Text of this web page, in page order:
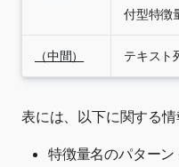
付型特徴
（中間） テキスト
表には、以下に関する情
特徴量名のパター